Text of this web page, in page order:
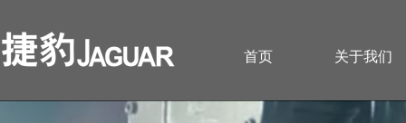
首页 关于我们